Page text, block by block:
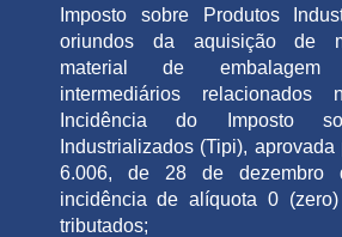
Imposto sobre Produtos
oriundos da aquisição de
material de
intermediários
Incidência do Imposto
Industrializados (Tipi),
6.006, de 28 de dezembro
incidência de alíquota 0
tributados;